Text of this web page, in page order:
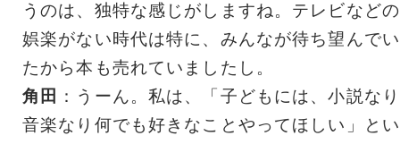
うのは、独特な感じがしますね。テレビなどの
娯楽がない時代は特に、みんなが待ち望んでい
たから本も売れていましたし。
角田
：うーん。私は、「子どもには、小説なり
音楽なり何でも好きなことやってほしい」とい